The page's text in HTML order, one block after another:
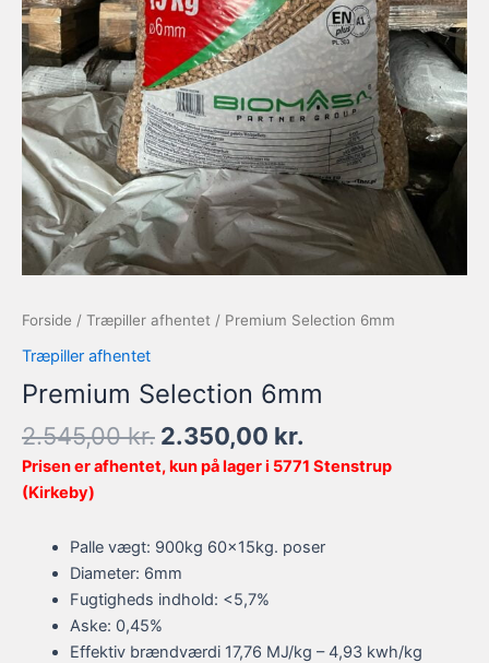
Forside / Træpiller afhentet / Premium Selection 6mm
Træpiller afhentet
Premium Selection 6mm
2.545,00kr. 2.350,00 kr.
Prisen er afhentet, kun på lager i 5771 Stenstrup
(Kirkeby)
Palle vægt: 900kg 60x15kg. poser
Diameter: 6mm
Fugtigheds indhold: <5,7%
Aske: 0,45%
Effektiv brændværdi 17,76 MJ/kg – 4,93 kwh/kg